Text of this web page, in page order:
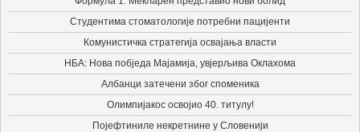
Студентима стоматологије потребни пацијенти
Комунистичка стратегија освајања власти
НБА: Нова побједа Мајамија, увјерљива Оклахома
Албанци затечени због споменика
Олимпијакос освојио 40. титулу!
Појефтиниле некретнине у Словенији